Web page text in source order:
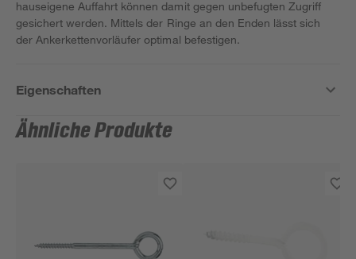
hauseigene Auffahrt können damit gegen unbefugten Zugriff
gesichert werden. Mittels der Ringe an den Enden lässt sich
der Ankerkettenvorläufer optimal befestigen.
Eigenschaften
Ähnliche Produkte